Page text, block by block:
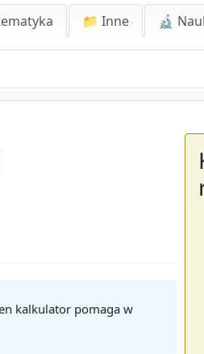
📁 Inne 🔬
kalkulator pomaga w